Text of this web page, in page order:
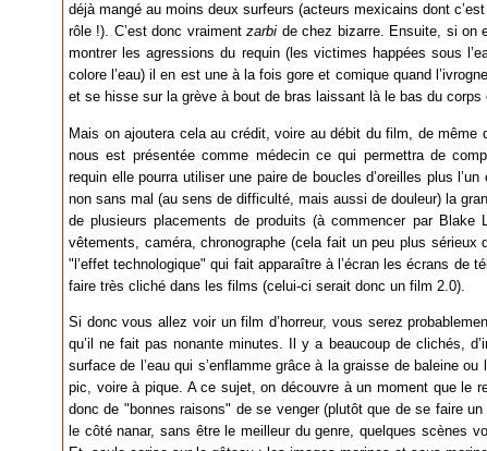
déjà mangé au moins deux surfeurs (acteurs mexicains dont
rôle !). C’est donc vraimentzarbi de chez bizarre. Ensuite, si on
montrer les agressions du requin (les victimes happées sous
colore l’eau) il en est une à la fois gore et comique quand
et se hisse sur la grève à bout de bras laissant là le bas du
Mais on ajoutera cela au crédit, voire au débit du film, de même
nous est présentée comme médecin ce qui permettra de
requin elle pourra utiliser une paire de boucles d’oreilles plus
non sans mal (au sens de difficulté, mais aussi de douleur) la
de plusieurs placements de produits (à commencer par
vêtements, caméra, chronographe (cela fait un peu plus sérieux
"l’effet technologique" qui fait apparaître à l’écran les écrans de
faire très cliché dans les films (celui-ci serait donc un film 2.0).
Si donc vous allez voir un film d’horreur, vous serez
qu’il ne fait pas nonante minutes. Il y a beaucoup de clichés,
surface de l’eau qui s’enflamme grâce à la graisse de baleine
pic, voire à pique. A ce sujet, on découvre à un moment que le
donc de "bonnes raisons" de se venger (plutôt que de se faire
le côté nanar, sans être le meilleur du genre, quelques scènes